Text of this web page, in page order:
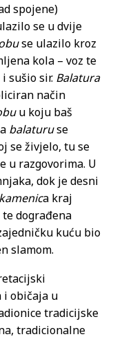
spojene)
se u dvije
se ulazilo kroz
kola – voz te
sušio sir. Balatura
način
u koju baš
balaturuse
se živjelo, tu se
u razgovorima. U
dok je desni
kamenica kraj
dograđena
kuću bio
slamom.
i običaja u
tradicijske
tradicionalne